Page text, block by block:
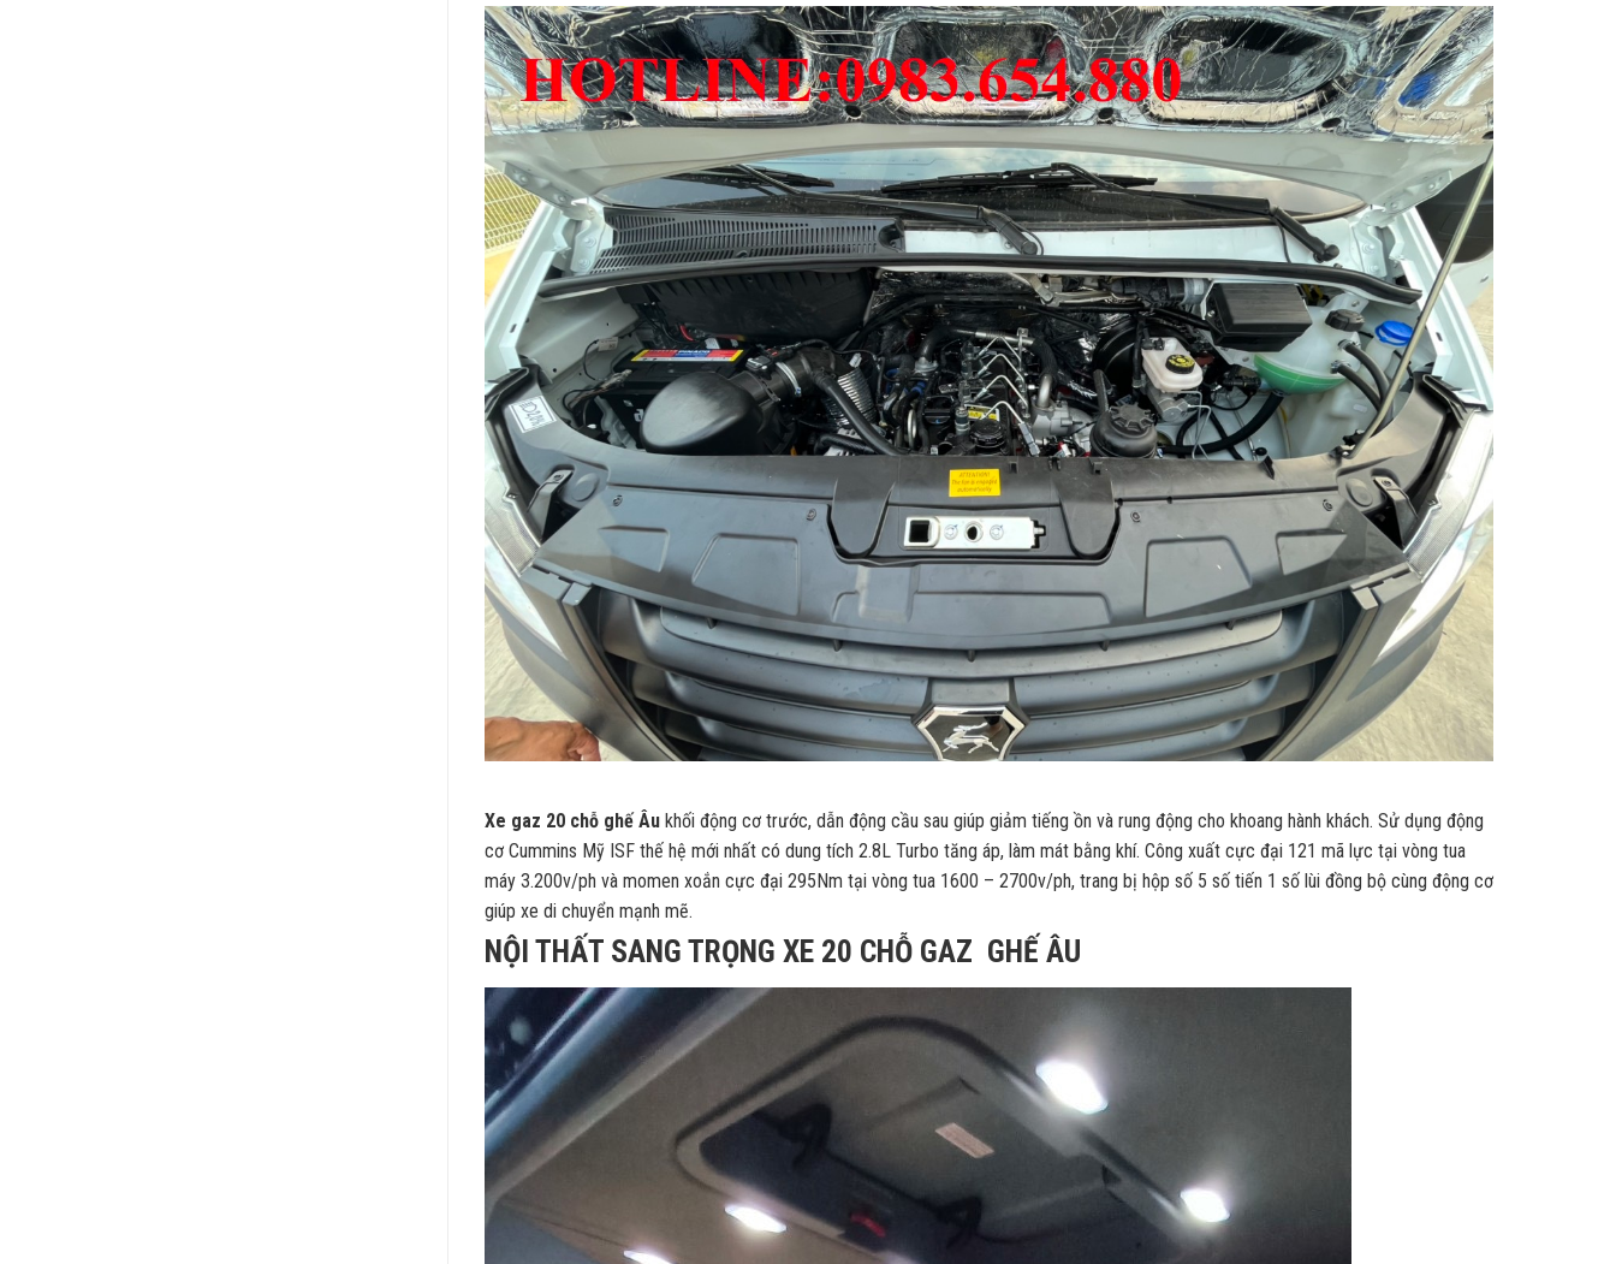
Xe gaz 20 chỗ ghế Âu khối động cơ trước, dẫn động cầu sau giúp giảm tiếng ồn và rung động cho khoang hành khách. Sử dụng động
cơ Cummins Mỹ ISF thế hệ mới nhất có dung tích 2.8L Turbo tăng áp, làm mát bằng khí. Công xuất cực đại 121 mã lực tại vòng tua
máy 3.200v/ph và momen xoắn cực đại 295Nm tại vòng tua 1600 – 2700v/ph, trang bị hộp số 5 số tiến 1 số lùi đồng bộ cùng động cơ
giúp xe di chuyển mạnh mẽ.
NỘI THẤT SANG TRỌNG XE 20 CHỖ GAZ GHẾ ÂU